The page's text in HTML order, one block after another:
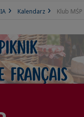
Kalendarz Klub MŚP